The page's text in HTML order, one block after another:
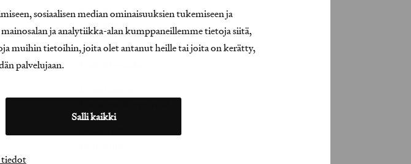
sosiaalisen median ominaisuuksien tukemiseen ja
ja analytiikka-alan kumppaneillemme tietoja siitä,
muihin tietoihin, joita olet antanut heille tai joita on kerätty,
palvelujaan.
Salli kaikki
tiedot
Art Director
Vesa Kuula
Copywriter